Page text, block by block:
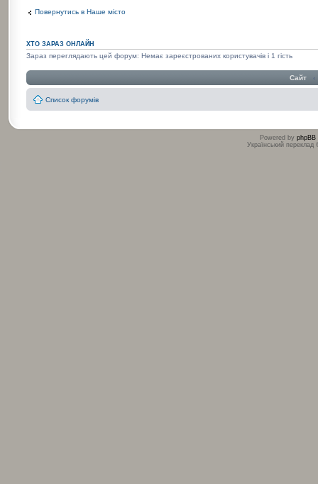
Повернутись в Наше місто
ХТО ЗАРАЗ ОНЛАЙН
Зараз переглядають цей форум: Немає зареєстрованих користувачів і 1 гість
Сайт ‹
Список форумів
Powered by phpBB
Український